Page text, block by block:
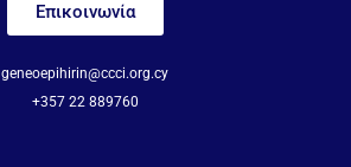
Επικοινωνία
geneoepihirin@ccci.org.cy
+357 22 889760